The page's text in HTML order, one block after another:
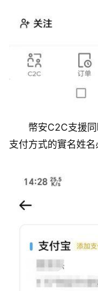
幣安C2C支援
支付方式的實名姓名